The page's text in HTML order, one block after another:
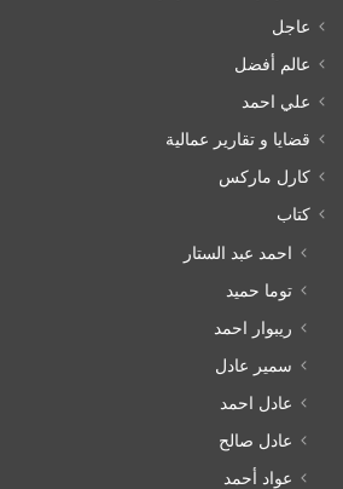
عاجل
عالم أفضل
علي احمد
قضايا و تقارير عمالية
كارل ماركس
كتاب
احمد عبد الستار
توما حميد
ريبوار احمد
سمير عادل
عادل احمد
عادل صالح
عواد أحمد